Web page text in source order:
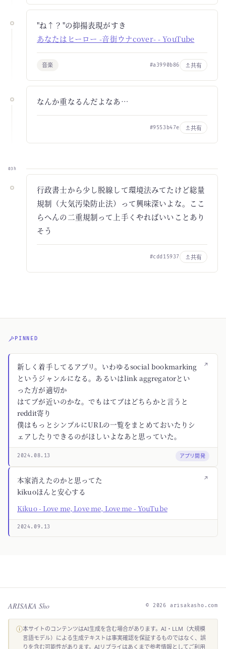
"ね↑？"の抑揚表現がすき
あなたはヒーロー -音街ウナcover- - YouTube
音楽 #a3990b86 共有
なんか重なるんだよなあ…
#9553b47e 共有
03h
行政書士から少し脱線して環境法みてたけど総量
規制（大気汚染防止法）って興味深いよな。ここ
らへんの二重規制って上手くやればいいことあり
そう
#cdd15937 共有
PINNED
↗
新しく着手してるアプリ。いわゆるsocial bookmarking
というジャンルになる。あるいはlink aggregatorとい
った方が適切か
はてブが近いのかな。でもはてブはどちらかと言うと
reddit寄り
僕はもっとシンプルにURLの一覧をまとめておいたりシ
ェアしたりできるのがほしいよなあと思っていた。
2024.08.13 アプリ開発
↗
本家消えたのかと思ってた
kikuoほんと安心する
Kikuo - Love me, Love me, Love me - YouTube
2024.09.13
ARISAKA Sho © 2026 arisakasho.com
ⓘ本サイトのコンテンツはAI生成を含む場合があります。AI・LLM（大規模
言語モデル）による生成テキストは事実確認を保証するものではなく、誤
りを含む可能性があります。AIリプライはあくまで参考情報としてご利用